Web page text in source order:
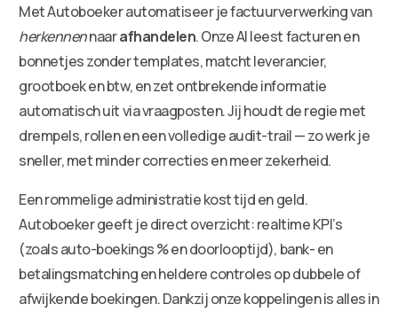
Met Autoboeker automatiseer je factuurverwerking van
herkennennaarafhandelen. Onze AI leest facturen en
bonnetjes zonder templates, matcht leverancier,
grootboek en btw, en zet ontbrekende informatie
automatisch uit via vraagposten. Jij houdt de regie met
drempels, rollen en een volledige audit-trail — zo werk je
sneller, met minder correcties en meer zekerheid.
Een rommelige administratie kost tijd en geld.
Autoboeker geeft je direct overzicht: realtime KPI’s
(zoals auto-boekings % en doorlooptijd), bank- en
betalingsmatching en heldere controles op dubbele of
afwijkende boekingen. Dankzij onze koppelingen is alles in